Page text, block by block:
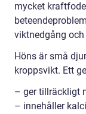
mycket
viktnedgång
Höns är små
kroppsvikt. Ett
– ger tillräckligt
– innehåller